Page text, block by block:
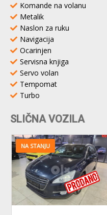
Komande na volanu
Metalik
Naslon za ruku
Navigacija
Ocarinjen
Servisna knjiga
Servo volan
Tempomat
Turbo
SLIČNA VOZILA
NA STANJU